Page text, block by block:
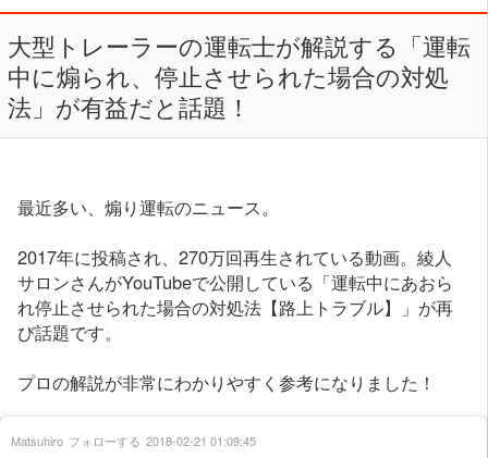
大型トレーラーの運転士が解説する「運転
中に煽られ、停止させられた場合の対処
法」が有益だと話題！
最近多い、煽り運転のニュース。
2017年に投稿され、270万回再生されている動画。綾人
サロンさんがYouTubeで公開している「運転中にあおら
れ停止させられた場合の対処法【路上トラブル】」が再
び話題です。
プロの解説が非常にわかりやすく参考になりました！
Matsuhiro フォローする 2018-02-21 01:09:45